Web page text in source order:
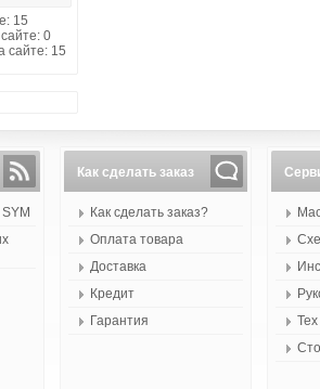
15
0
сайте: 15
Как сделать заказ
Как сделать заказ?
Оплата товара
Доставка
Кредит
Гарантия